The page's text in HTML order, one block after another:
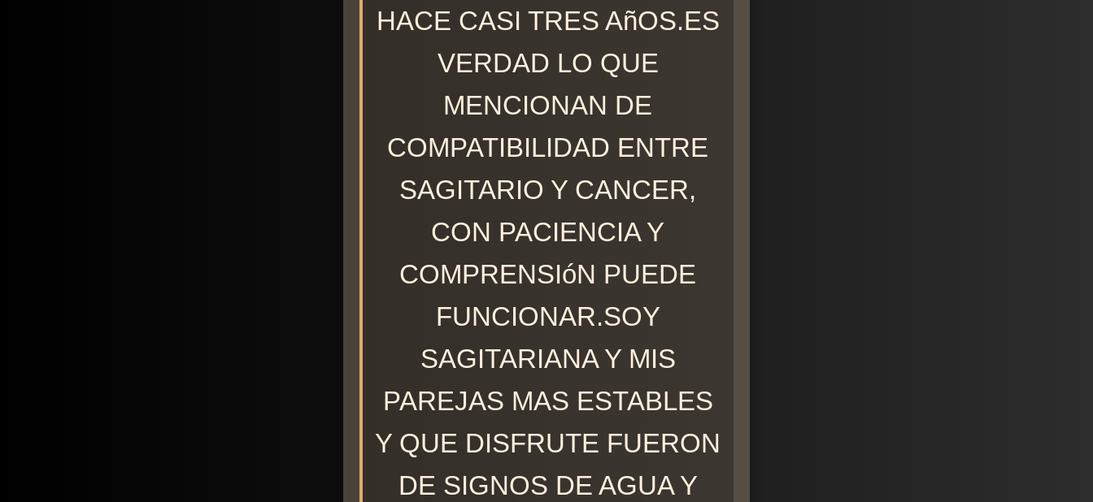
HACE CASI TRES AñOS.ES
VERDAD LO QUE
MENCIONAN DE
COMPATIBILIDAD ENTRE
SAGITARIO Y CANCER,
CON PACIENCIA Y
COMPRENSIóN PUEDE
FUNCIONAR.SOY
SAGITARIANA Y MIS
PAREJAS MAS ESTABLES
Y QUE DISFRUTE FUERON
DE SIGNOS DE AGUA Y